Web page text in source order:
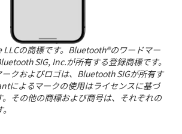
の商標です。Bluetooth®のワードマー
SIG, Inc.が所有する登録商標です。
クおよびロゴは、Bluetooth SIGが所有す
によるマークの使用はライセンスに基づ
。その他の商標および商号は、それぞれの